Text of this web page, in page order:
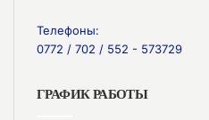
Телефоны:
0772 / 702 / 552 - 573729
ГРАФИК РАБОТЫ